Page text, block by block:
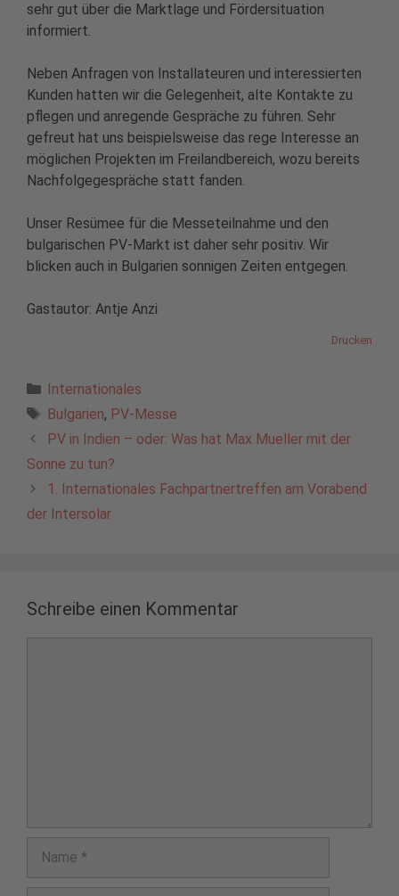
sehr gut über die Marktlage und Fördersituation
informiert.
Neben Anfragen von Installateuren und interessierten
Kunden hatten wir die Gelegenheit, alte Kontakte zu
pflegen und anregende Gespräche zu führen. Sehr
gefreut hat uns beispielsweise das rege Interesse an
möglichen Projekten im Freilandbereich, wozu bereits
Nachfolgegespräche statt fanden.
Unser Resümee für die Messeteilnahme und den
bulgarischen PV-Markt ist daher sehr positiv. Wir
blicken auch in Bulgarien sonnigen Zeiten entgegen.
Gastautor: Antje Anzi
Drucken
Kategorien
Internationales
Schlagwörter
Bulgarien, PV-Messe
PV in Indien – oder: Was hat Max Mueller mit der
Sonne zu tun?
1. Internationales Fachpartnertreffen am Vorabend
der Intersolar
Schreibe einen Kommentar